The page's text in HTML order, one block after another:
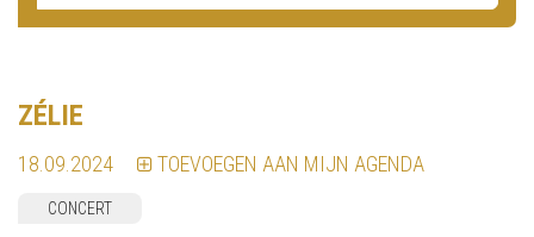
ZÉLIE
18.09.2024 TOEVOEGEN AAN MIJN AGENDA
CONCERT